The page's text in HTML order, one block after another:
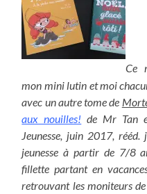
Ce
mon mini lutin et moi
avec un autre tome de
aux nouilles! de Mr Tan
Jeunesse, juin 2017,
jeunesse à partir de 7/8
fillette partant en
retrouvant les moniteurs